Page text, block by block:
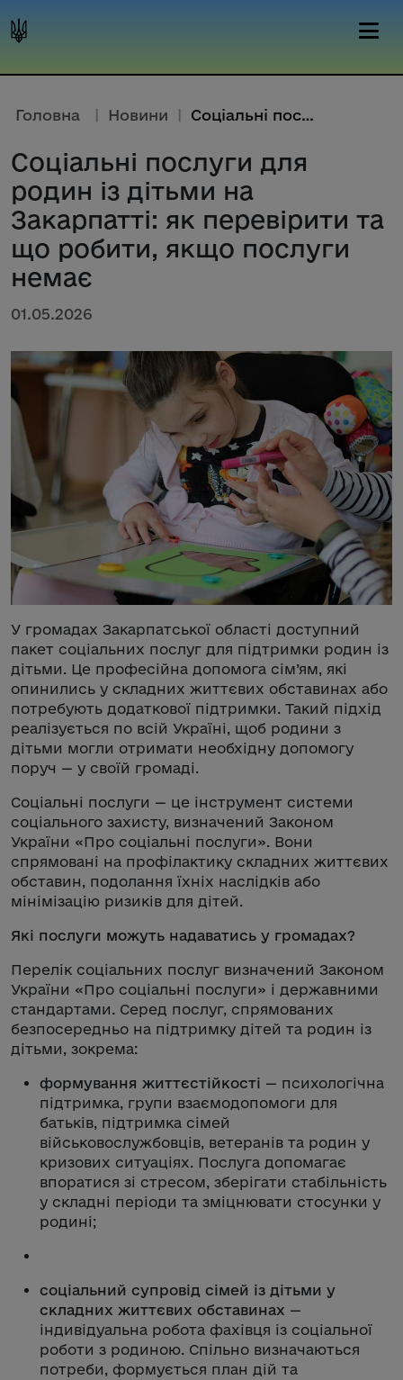
Головна | Новини | Соціальні послуги для родин із...
Соціальні послуги для
родин із дітьми на
Закарпатті: як перевірити та
що робити, якщо послуги
немає
01.05.2026
У громадах Закарпатської області доступний
пакет соціальних послуг для підтримки родин із
дітьми. Це професійна допомога сім’ям, які
опинились у складних життєвих обставинах або
потребують додаткової підтримки. Такий підхід
реалізується по всій Україні, щоб родини з
дітьми могли отримати необхідну допомогу
поруч — у своїй громаді.
Соціальні послуги — це інструмент системи
соціального захисту, визначений Законом
України «Про соціальні послуги». Вони
спрямовані на профілактику складних життєвих
обставин, подолання їхніх наслідків або
мінімізацію ризиків для дітей.
Які послуги можуть надаватись у громадах?
Перелік соціальних послуг визначений Законом
України «Про соціальні послуги» і державними
стандартами. Серед послуг, спрямованих
безпосередньо на підтримку дітей та родин із
дітьми, зокрема:
формування життєстійкості — психологічна
підтримка, групи взаємодопомоги для
батьків, підтримка сімей
військовослужбовців, ветеранів та родин у
кризових ситуаціях. Послуга допомагає
впоратися зі стресом, зберігати стабільність
у складні періоди та зміцнювати стосунки у
родині;
соціальний супровід сімей із дітьми у
складних життєвих обставинах —
індивідуальна робота фахівця із соціальної
роботи з родиною. Спільно визначаються
потреби, формується план дій та